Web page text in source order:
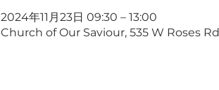
2024年11月23日 09:30 – 13:00
Church of Our Saviour, 535 W Roses